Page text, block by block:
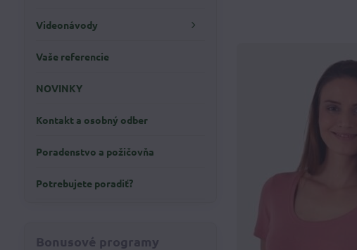
Videonávody
Vaše referencie
NOVINKY
Kontakt a osobný odber
Poradenstvo a požičovňa
Potrebujete poradiť?
Bonusové programy